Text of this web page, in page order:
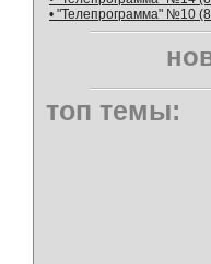
• "Телепрограмма" №10
топ темы: